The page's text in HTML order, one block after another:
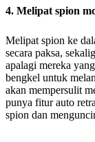
4. Melipat spion
Melipat spion ke
secara paksa,
apalagi mereka
bengkel untuk
akan mempersulit
punya fitur auto
spion dan